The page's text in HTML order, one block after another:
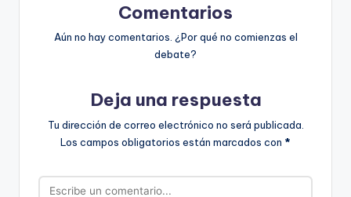
Comentarios
Aún no hay comentarios. ¿Por qué no comienzas el
debate?
Deja una respuesta
Tu dirección de correo electrónico no será publicada.
Los campos obligatorios están marcados con *